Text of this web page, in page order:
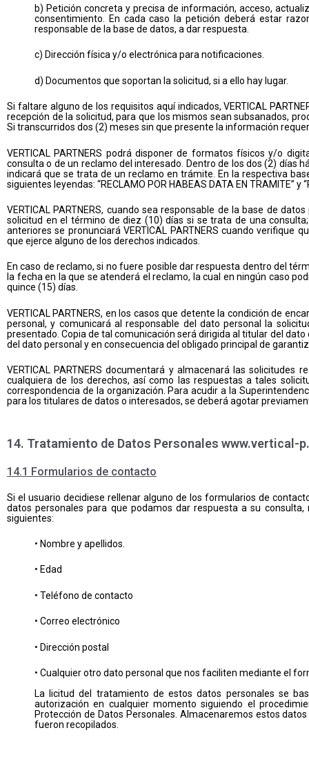
b) Petición concreta y precisa de información, acceso,
consentimiento. En cada caso la petición deberá estar
responsable de la base de datos, a dar respuesta.
c) Dirección física y/o electrónica para notificaciones.
d) Documentos que soportan la solicitud, si a ello hay lugar.
Si faltare alguno de los requisitos aquí indicados, VERTICAL
recepción de la solicitud, para que los mismos sean subsanados,
Si transcurridos dos (2) meses sin que presente la información
VERTICAL PARTNERS podrá disponer de formatos físicos y/o
consulta o de un reclamo del interesado. Dentro de los dos (2) días
indicará que se trata de un reclamo en trámite. En la respectiva
siguientes leyendas: “RECLAMO POR HABEAS DATA EN TRAMITE” y
VERTICAL PARTNERS, cuando sea responsable de la base de
solicitud en el término de diez (10) días si se trata de una
anteriores se pronunciará VERTICAL PARTNERS cuando
que ejerce alguno de los derechos indicados.
En caso de reclamo, si no fuere posible dar respuesta dentro del
la fecha en la que se atenderá el reclamo, la cual en ningún caso
quince (15) días.
VERTICAL PARTNERS, en los casos que detente la condición de
personal, y comunicará al responsable del dato personal la
presentado. Copia de tal comunicación será dirigida al titular del
del dato personal y en consecuencia del obligado principal de
VERTICAL PARTNERS documentará y almacenará las
cualquiera de los derechos, así como las respuestas a tales
correspondencia de la organización. Para acudir a la
para los titulares de datos o interesados, se deberá agotar
14. Tratamiento de Datos Personales www.vertical-
14.1 Formularios de contacto
Si el usuario decidiese rellenar alguno de los formularios de
datos personales para que podamos dar respuesta a su
siguientes:
• Nombre y apellidos.
• Edad
• Teléfono de contacto
• Correo electrónico
• Dirección postal
• Cualquier otro dato personal que nos faciliten mediante el
La licitud del tratamiento de estos datos personales se
autorización en cualquier momento siguiendo el
Protección de Datos Personales. Almacenaremos estos
fueron recopilados.